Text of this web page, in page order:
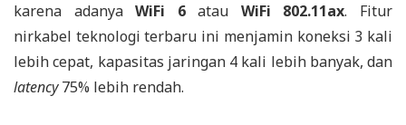
karena adanyaWiFi 6atau WiFi 802.11ax. Fitur
nirkabel teknologi terbaru ini menjamin koneksi 3 kali
lebih cepat, kapasitas jaringan 4 kali lebih banyak, dan
latency75% lebih rendah.